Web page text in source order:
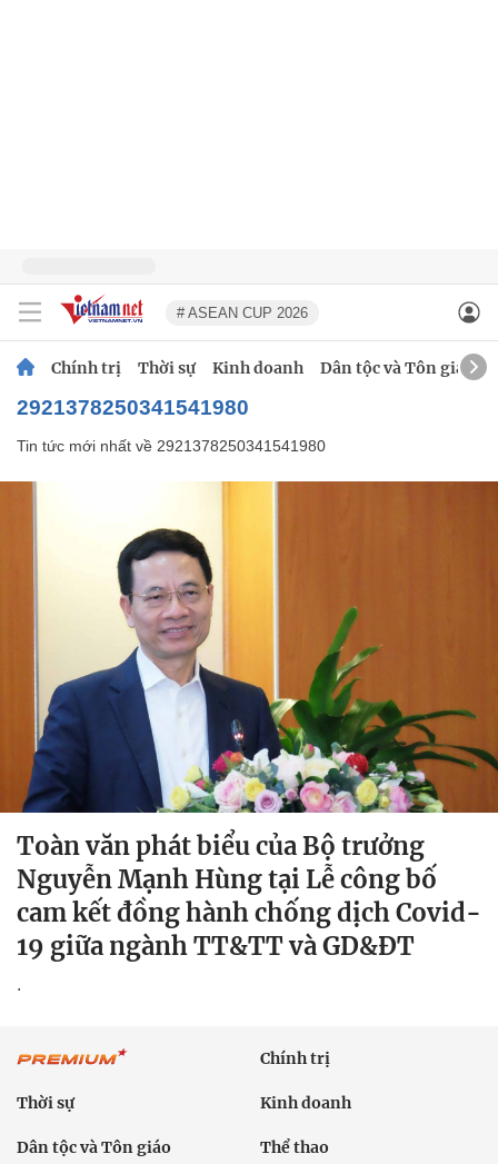
# ASEAN CUP 2026
Chính trị Thời sự Kinh doanh Dân tộc và Tôn giáo
2921378250341541980
Tin tức mới nhất về 2921378250341541980
Toàn văn phát biểu của Bộ trưởng
Nguyễn Mạnh Hùng tại Lễ công bố
cam kết đồng hành chống dịch Covid-
19 giữa ngành TT&TT và GD&ĐT
.
Chính trị
Thời sự Kinh doanh
Dân tộc và Tôn giáo Thể thao